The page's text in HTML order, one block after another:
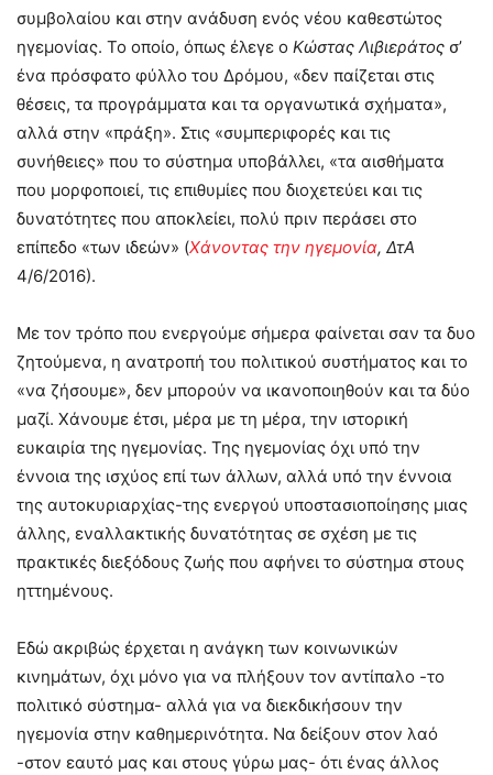
συμβολαίου και στην ανάδυση ενός νέου καθεστώτος
ηγεμονίας. Το οποίο, όπως έλεγε ο Κώστας Λιβιεράτος σ’
ένα πρόσφατο φύλλο του Δρόμου, «δεν παίζεται στις
θέσεις, τα προγράμματα και τα οργανωτικά σχήματα»,
αλλά στην «πράξη». Στις «συμπεριφορές και τις
συνήθειες» που το σύστημα υποβάλλει, «τα αισθήματα
που μορφοποιεί, τις επιθυμίες που διοχετεύει και τις
δυνατότητες που αποκλείει, πολύ πριν περάσει στο
επίπεδο «των ιδεών» (Χάνοντας την ηγεμονία, ΔτΑ
4/6/2016).
Με τον τρόπο που ενεργούμε σήμερα φαίνεται σαν τα δυο
ζητούμενα, η ανατροπή του πολιτικού συστήματος και το
«να ζήσουμε», δεν μπορούν να ικανοποιηθούν και τα δύο
μαζί. Χάνουμε έτσι, μέρα με τη μέρα, την ιστορική
ευκαιρία της ηγεμονίας. Της ηγεμονίας όχι υπό την
έννοια της ισχύος επί των άλλων, αλλά υπό την έννοια
της αυτοκυριαρχίας-της ενεργού υποστασιοποίησης μιας
άλλης, εναλλακτικής δυνατότητας σε σχέση με τις
πρακτικές διεξόδους ζωής που αφήνει το σύστημα στους
ηττημένους.
Εδώ ακριβώς έρχεται η ανάγκη των κοινωνικών
κινημάτων, όχι μόνο για να πλήξουν τον αντίπαλο -το
πολιτικό σύστημα- αλλά για να διεκδικήσουν την
ηγεμονία στην καθημερινότητα. Να δείξουν στον λαό
-στον εαυτό μας και στους γύρω μας- ότι ένας άλλος